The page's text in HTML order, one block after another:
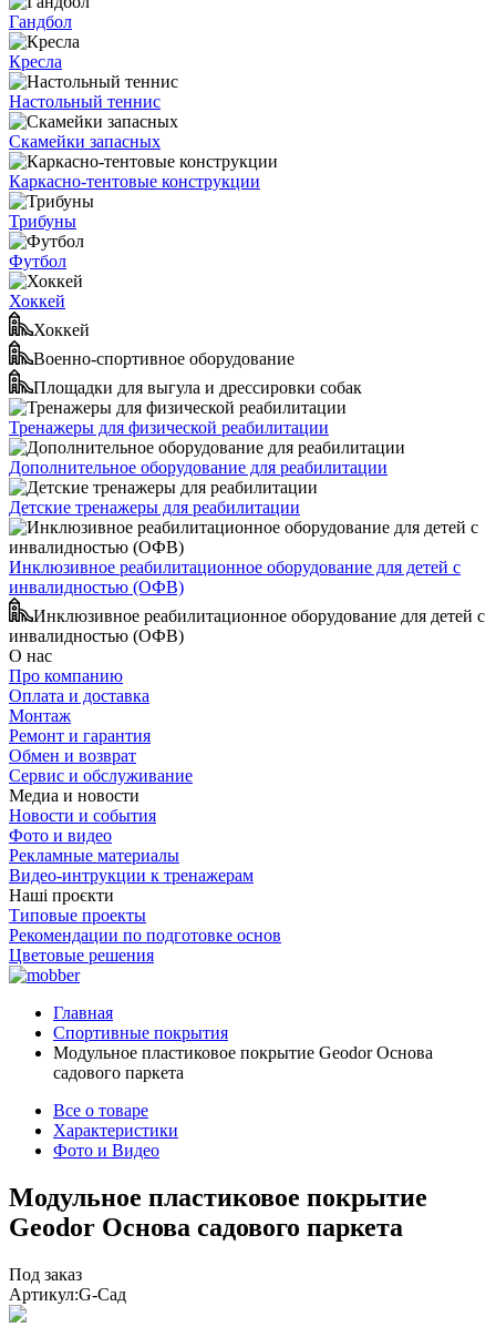
Гандбол
Кресла
Настольный теннис
Скамейки запасных
Каркасно-тентовые конструкции
Трибуны
Футбол
Хоккей
Хоккей
Военно-спортивное оборудование
Площадки для выгула и дрессировки собак
Тренажеры для физической реабилитации
Дополнительное оборудование для реабилитации
Детские тренажеры для реабилитации
Инклюзивное реабилитационное оборудование для детей с
инвалидностью (ОФВ)
Инклюзивное реабилитационное оборудование для детей с
инвалидностью (ОФВ)
О нас
Про компанию
Оплата и доставка
Монтаж
Ремонт и гарантия
Обмен и возврат
Сервис и обслуживание
Медиа и новости
Новости и события
Фото и видео
Рекламные материалы
Видео-интрукции к тренажерам
Наші проєкти
Типовые проекты
Рекомендации по подготовке основ
Цветовые решения
Главная
Спортивные покрытия
Модульное пластиковое покрытие Geodor Основа
садового паркета
Все о товаре
Характеристики
Фото и Видео
Модульное пластиковое покрытие
Geodor Основа садового паркета
Под заказ
Артикул:G-Сад